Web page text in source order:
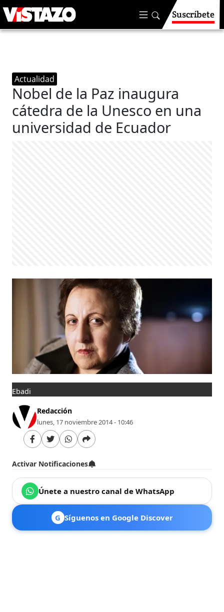
Suscríbete
Actualidad
Nobel de la Paz inaugura
cátedra de la Unesco en una
universidad de Ecuador
Ebadi
Redacción
lunes, 17 noviembre 2014 - 10:46
Activar Notificaciones
Únete a nuestro canal de WhatsApp
G Síguenos en Google Discover